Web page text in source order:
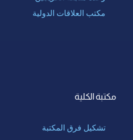
مكتب العلاقات الدولية
مكتبة الكلية
تشكيل فرق المكتبة